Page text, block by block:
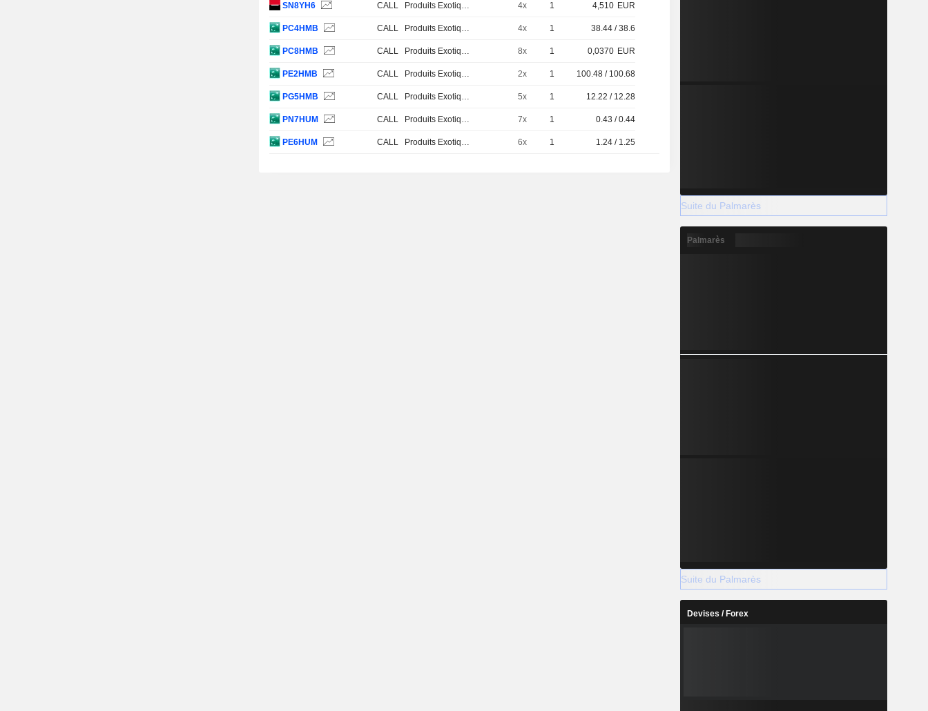
SN8YH6 CALL Produits Exotiques 4x 1 4,510 EUR
PC4HMB CALL Produits Exotiques 4x 1 38.44 / 38.6
PC8HMB CALL Produits Exotiques 8x 1 0,0370 EUR
PE2HMB CALL Produits Exotiques 2x 1 100.48 / 100.68
PG5HMB CALL Produits Exotiques 5x 1 12.22 / 12.28
PN7HUM CALL Produits Exotiques 7x 1 0.43 / 0.44
PE6HUM CALL Produits Exotiques 6x 1 1.24 / 1.25
Suite du Palmarès
Palmarès
Suite du Palmarès
Devises / Forex